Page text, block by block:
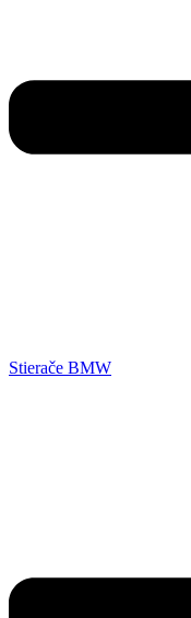
Stierače BMW